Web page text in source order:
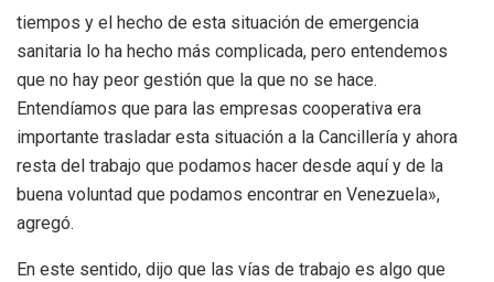
tiempos y el hecho de esta situación de emergencia
sanitaria lo ha hecho más complicada, pero entendemos
que no hay peor gestión que la que no se hace.
Entendíamos que para las empresas cooperativa era
importante trasladar esta situación a la Cancillería y ahora
resta del trabajo que podamos hacer desde aquí y de la
buena voluntad que podamos encontrar en Venezuela»,
agregó.
En este sentido, dijo que las vías de trabajo es algo que